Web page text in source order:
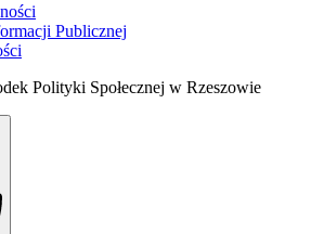
Publicznej
Polityki Społecznej w Rzeszowie